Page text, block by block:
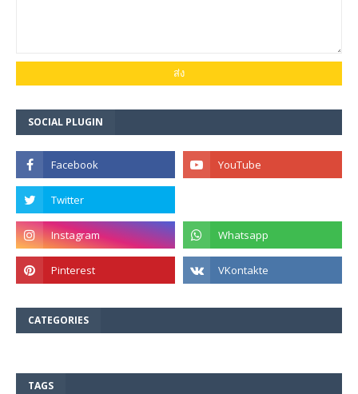
SOCIAL PLUGIN
CATEGORIES
TAGS